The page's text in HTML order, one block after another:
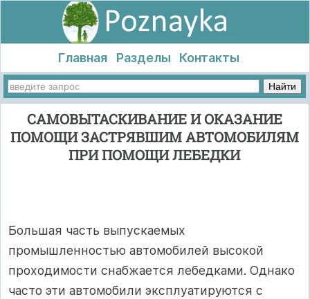
Главная Разделы Контакты
САМОВЫТАСКИВАНИЕ И ОКАЗАНИЕ
ПОМОЩИ ЗАСТРЯВШИМ АВТОМОБИЛЯМ
ПРИ ПОМОЩИ ЛЕБЕДКИ
Большая часть выпускаемых
промышленностью автомобилей высокой
проходимости снабжается лебедками. Однако
часто эти автомобили эксплуатируются с